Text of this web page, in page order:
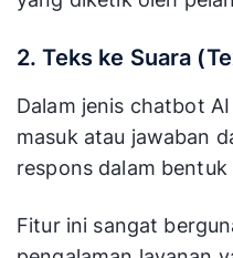
2. Teks ke Suara
Dalam jenis chatbot
masuk atau jawaban
respons dalam bentuk
Fitur ini sangat